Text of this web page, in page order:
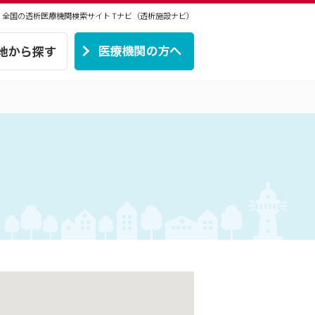
国の透析医療機関検索サイトTナビ（透析施設ナビ）